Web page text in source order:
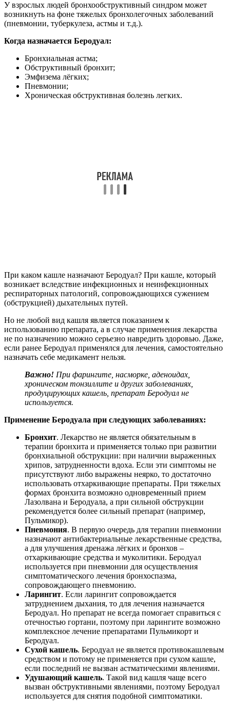
У взрослых людей бронхообструктивный синдром может
возникнуть на фоне тяжелых бронхолегочных заболеваний
(пневмонии, туберкулеза, астмы и т.д.).
Когда назначается Беродуал:
Бронхиальная астма;
Обструктивный бронхит;
Эмфизема лёгких;
Пневмонии;
Хроническая обструктивная болезнь легких.
При каком кашле назначают Беродуал? При кашле, который
возникает вследствие инфекционных и неинфекционных
респираторных патологий, сопровождающихся сужением
(обструкцией) дыхательных путей.
Но не любой вид кашля является показанием к
использованию препарата, а в случае применения лекарства
не по назначению можно серьезно навредить здоровью. Даже,
если ранее Беродуал применялся для лечения, самостоятельно
назначать себе медикамент нельзя.
Важно! При фарингите, насморке, аденоидах,
хроническом тонзиллите и других заболеваниях,
продуцирующих кашель, препарат Беродуал не
используется.
Применение Беродуала при следующих заболеваниях:
Бронхит. Лекарство не является обязательным в
терапии бронхита и применяется только при развитии
бронхиальной обструкции: при наличии выраженных
хрипов, затрудненности вдоха. Если эти симптомы не
присутствуют либо выражены неярко, то достаточно
использовать отхаркивающие препараты. При тяжелых
формах бронхита возможно одновременный прием
Лазолвана и Беродуала, а при сильной обструкции
рекомендуется более сильный препарат (например,
Пульмикор).
Пневмония. В первую очередь для терапии пневмонии
назначают антибактериальные лекарственные средства,
а для улучшения дренажа лёгких и бронхов –
отхаркивающие средства и муколитики. Беродуал
используется при пневмонии для осуществления
симптоматического лечения бронхоспазма,
сопровождающего пневмонию.
Ларингит. Если ларингит сопровождается
затруднением дыхания, то для лечения назначается
Беродуал. Но препарат не всегда помогает справиться с
отечностью гортани, поэтому при ларингите возможно
комплексное лечение препаратами Пульмикорт и
Беродуал.
Сухой кашель. Беродуал не является противокашлевым
средством и потому не применяется при сухом кашле,
если последний не вызван астматическими явлениями.
Удушающий кашель. Такой вид кашля чаще всего
вызван обструктивными явлениями, поэтому Беродуал
используется для снятия подобной симптоматики.